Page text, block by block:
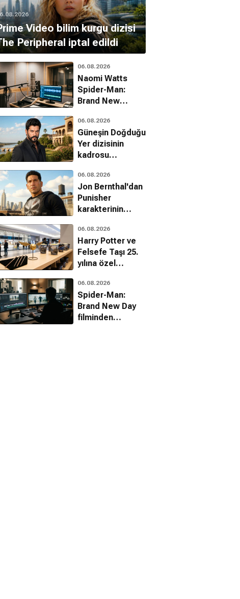
Bond:
Golden Eye
Macera, Aksiyon, Gerilim
Hız Tuzağı
Video bilim kurgu dizisi
Peripheral iptal edildi
06.08.2026
Naomi Watts
Spider-Man:
Brand New
rolünü açıkladı
06.08.2026
Güneşin Doğduğu
Yer dizisinin
kadrosu
06.08.2026
Jon Bernthal'dan
Punisher
karakterinin
hakkında dikkat
çeken
açıklamalar
06.08.2026
Harry Potter ve
Felsefe Taşı 25.
yılına özel
sinemalara
dönüyor
06.08.2026
Spider-Man:
Brand New Day
filminden